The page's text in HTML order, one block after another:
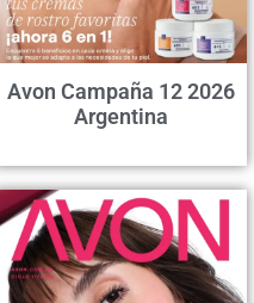
Avon Campaña 12 2026
Argentina